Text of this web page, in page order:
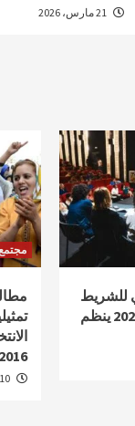
للشريط
الوثائقي أكادير 2026 ينظم
مجتمع
2016